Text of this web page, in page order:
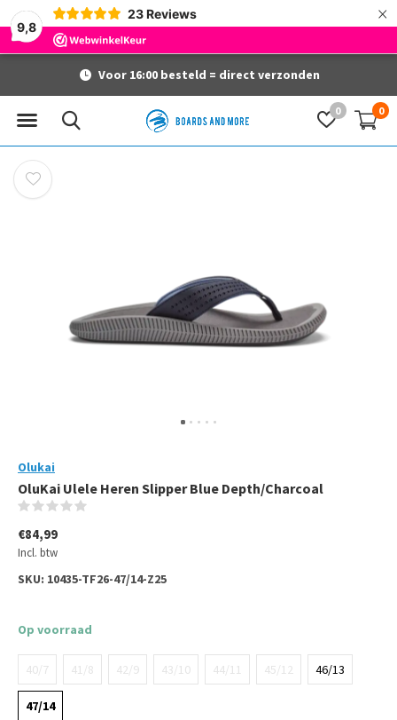
9,8
23 Reviews ×
0 0
Voor 16:00 besteld = direct verzonden
Olukai
OluKai Ulele Heren Slipper Blue Depth/Charcoal
€84,99
Incl. btw
SKU: 10435-TF26-47/14-Z25
Op voorraad
40/7 41/8 42/9 43/10 44/11 45/12 46/13
47/14